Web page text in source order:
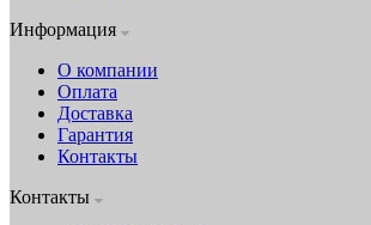
Информация
О компании
Оплата
Доставка
Гарантия
Контакты
Контакты